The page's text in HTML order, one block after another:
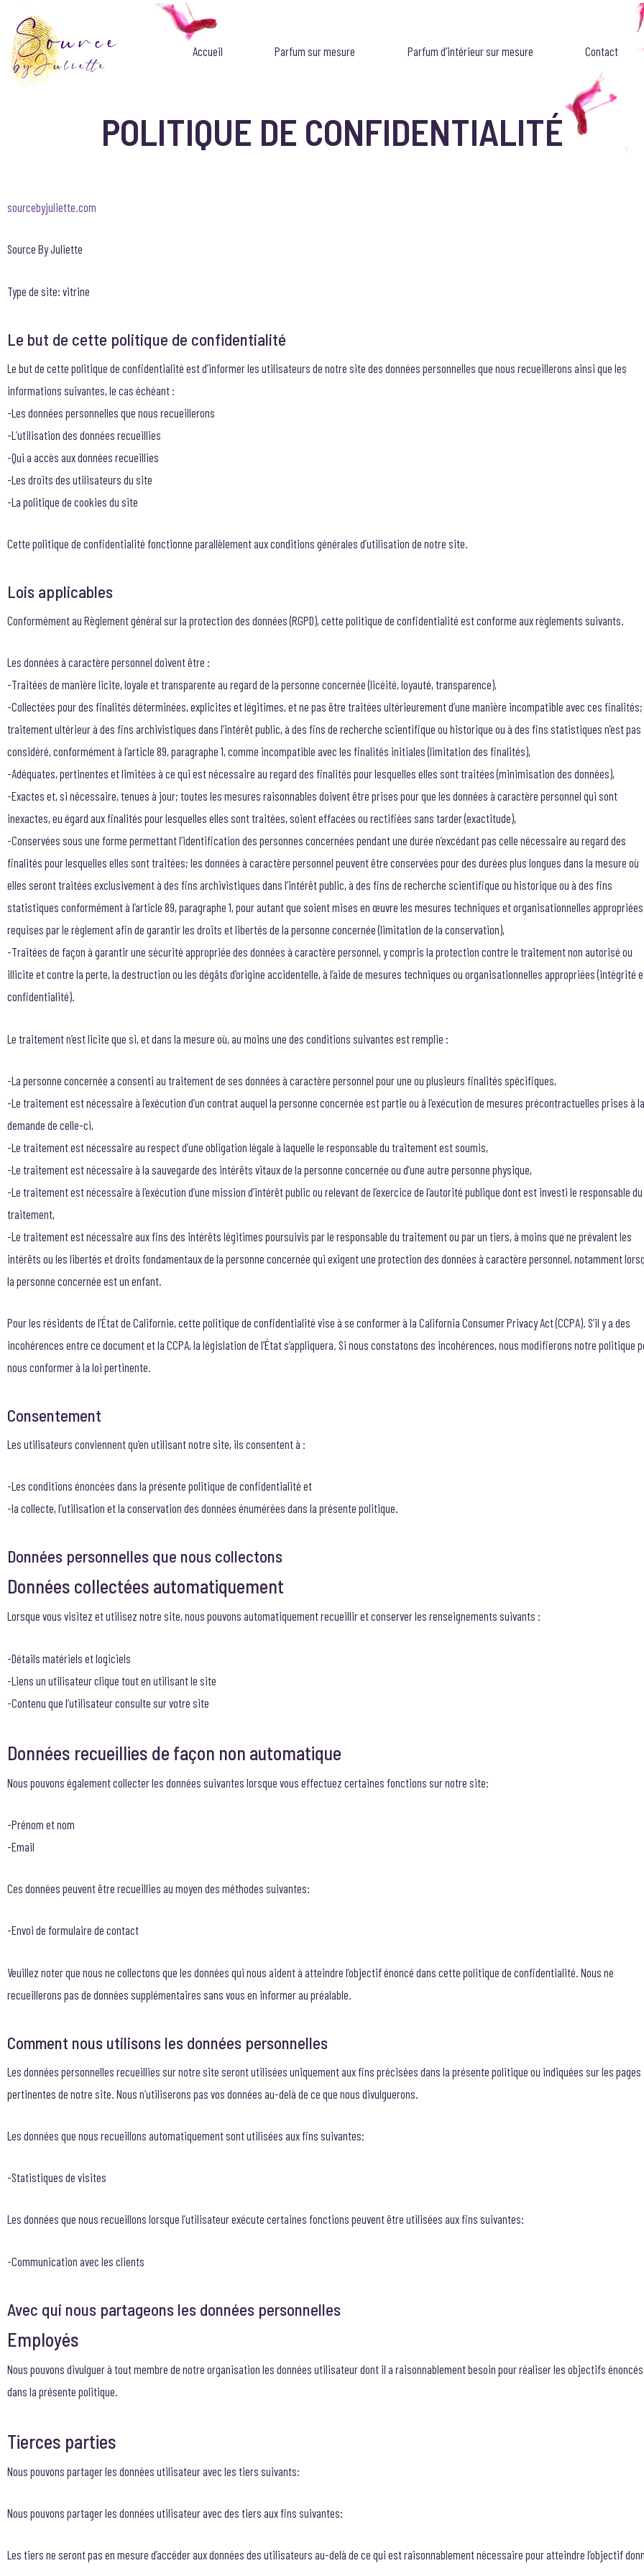
contenu
Accueil Parfum sur mesure Parfum d’intérieur sur mesure Contact
POLITIQUE DE CONFIDENTIALITÉ
sourcebyjuliette.com
Source By Juliette
Type de site: vitrine
Le but de cette politique de confidentialité
Le but de cette politique de confidentialité est d’informer les utilisateurs de notre site des données personnelles que nous recueillerons ainsi que les
informations suivantes, le cas échéant :
-Les données personnelles que nous recueillerons
-L’utilisation des données recueillies
-Qui a accès aux données recueillies
-Les droits des utilisateurs du site
-La politique de cookies du site
Cette politique de confidentialité fonctionne parallèlement aux conditions générales d’utilisation de notre site.
Lois applicables
Conformément au Règlement général sur la protection des données (RGPD), cette politique de confidentialité est conforme aux règlements suivants.
Les données à caractère personnel doivent être :
-Traitées de manière licite, loyale et transparente au regard de la personne concernée (licéité, loyauté, transparence),
-Collectées pour des finalités déterminées, explicites et légitimes, et ne pas être traitées ultérieurement d’une manière incompatible avec ces
traitement ultérieur à des fins archivistiques dans l’intérêt public, à des fins de recherche scientifique ou historique ou à des fins statistiques n’est pas
considéré, conformément à l’article 89, paragraphe 1, comme incompatible avec les finalités initiales (limitation des finalités),
-Adéquates, pertinentes et limitées à ce qui est nécessaire au regard des finalités pour lesquelles elles sont traitées (minimisation des données),
-Exactes et, si nécessaire, tenues à jour; toutes les mesures raisonnables doivent être prises pour que les données à caractère personnel qui sont
inexactes, eu égard aux finalités pour lesquelles elles sont traitées, soient effacées ou rectifiées sans tarder (exactitude),
-Conservées sous une forme permettant l’identification des personnes concernées pendant une durée n’excédant pas celle nécessaire au regard des
finalités pour lesquelles elles sont traitées; les données à caractère personnel peuvent être conservées pour des durées plus longues dans la mesure où
elles seront traitées exclusivement à des fins archivistiques dans l’intérêt public, à des fins de recherche scientifique ou historique ou à des fins
statistiques conformément à l’article 89, paragraphe 1, pour autant que soient mises en œuvre les mesures techniques et organisationnelles appropriées
requises par le règlement afin de garantir les droits et libertés de la personne concernée (limitation de la conservation),
-Traitées de façon à garantir une sécurité appropriée des données à caractère personnel, y compris la protection contre le traitement non autorisé ou
illicite et contre la perte, la destruction ou les dégâts d’origine accidentelle, à l’aide de mesures techniques ou organisationnelles appropriées (intégrité
confidentialité).
Le traitement n’est licite que si, et dans la mesure où, au moins une des conditions suivantes est remplie :
-La personne concernée a consenti au traitement de ses données à caractère personnel pour une ou plusieurs finalités spécifiques,
-Le traitement est nécessaire à l’exécution d’un contrat auquel la personne concernée est partie ou à l’exécution de mesures précontractuelles prises à la
demande de celle-ci,
-Le traitement est nécessaire au respect d’une obligation légale à laquelle le responsable du traitement est soumis,
-Le traitement est nécessaire à la sauvegarde des intérêts vitaux de la personne concernée ou d’une autre personne physique,
-Le traitement est nécessaire à l’exécution d’une mission d’intérêt public ou relevant de l’exercice de l’autorité publique dont est investi le responsable du
traitement,
-Le traitement est nécessaire aux fins des intérêts légitimes poursuivis par le responsable du traitement ou par un tiers, à moins que ne prévalent les
intérêts ou les libertés et droits fondamentaux de la personne concernée qui exigent une protection des données à caractère personnel, notamment
la personne concernée est un enfant.
Pour les résidents de l’État de Californie, cette politique de confidentialité vise à se conformer à la California Consumer Privacy Act (CCPA). S’il y a des
incohérences entre ce document et la CCPA, la législation de l’État s’appliquera. Si nous constatons des incohérences, nous modifierons notre politique
nous conformer à la loi pertinente.
Consentement
Les utilisateurs conviennent qu’en utilisant notre site, ils consentent à :
-Les conditions énoncées dans la présente politique de confidentialité et
-la collecte, l’utilisation et la conservation des données énumérées dans la présente politique.
Données personnelles que nous collectons
Données collectées automatiquement
Lorsque vous visitez et utilisez notre site, nous pouvons automatiquement recueillir et conserver les renseignements suivants :
-Détails matériels et logiciels
-Liens un utilisateur clique tout en utilisant le site
-Contenu que l’utilisateur consulte sur votre site
Données recueillies de façon non automatique
Nous pouvons également collecter les données suivantes lorsque vous effectuez certaines fonctions sur notre site:
-Prénom et nom
-Email
Ces données peuvent être recueillies au moyen des méthodes suivantes:
-Envoi de formulaire de contact
Veuillez noter que nous ne collectons que les données qui nous aident à atteindre l’objectif énoncé dans cette politique de confidentialité. Nous ne
recueillerons pas de données supplémentaires sans vous en informer au préalable.
Comment nous utilisons les données personnelles
Les données personnelles recueillies sur notre site seront utilisées uniquement aux fins précisées dans la présente politique ou indiquées sur les pages
pertinentes de notre site. Nous n’utiliserons pas vos données au-delà de ce que nous divulguerons.
Les données que nous recueillons automatiquement sont utilisées aux fins suivantes:
-Statistiques de visites
Les données que nous recueillons lorsque l’utilisateur exécute certaines fonctions peuvent être utilisées aux fins suivantes:
-Communication avec les clients
Avec qui nous partageons les données personnelles
Employés
Nous pouvons divulguer à tout membre de notre organisation les données utilisateur dont il a raisonnablement besoin pour réaliser les objectifs énoncés
dans la présente politique.
Tierces parties
Nous pouvons partager les données utilisateur avec les tiers suivants:
Nous pouvons partager les données utilisateur avec des tiers aux fins suivantes:
Les tiers ne seront pas en mesure d’accéder aux données des utilisateurs au-delà de ce qui est raisonnablement nécessaire pour atteindre l’objectif